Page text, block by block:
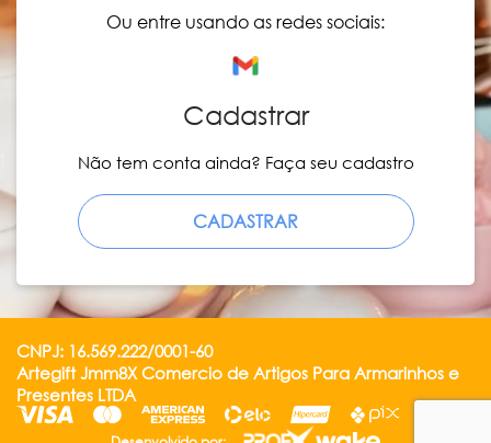
Ou entre usando as redes sociais:
Cadastrar
Não tem conta ainda? Faça seu cadastro
CADASTRAR
CNPJ: 16.569.222/0001-60
Artegift Jmm8X Comercio de Artigos Para Armarinhos e
Presentes LTDA